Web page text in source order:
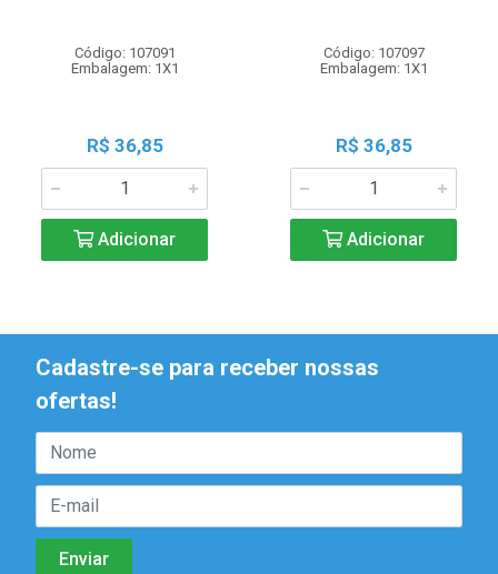
Código: 107091
Embalagem: 1X1
R$ 36,85
Adicionar
Código: 107097
Embalagem: 1X1
R$ 36,85
Adicionar
Cadastre-se para receber nossas
ofertas!